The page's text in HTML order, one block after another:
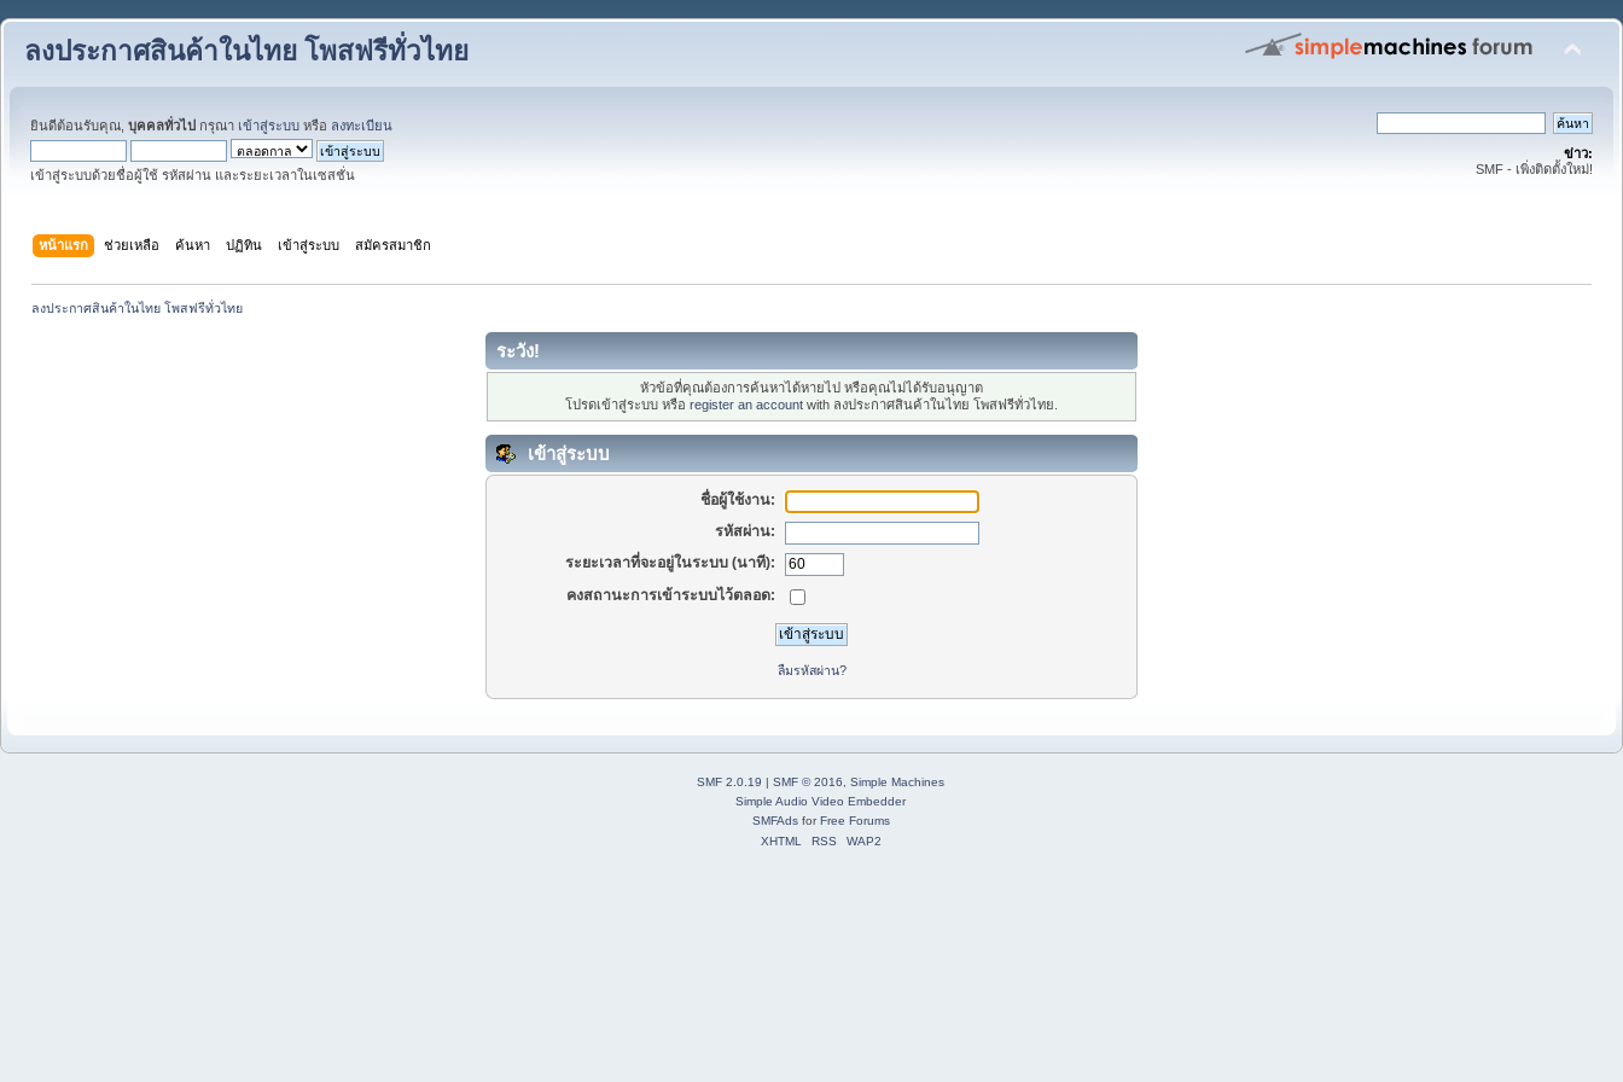
ลงประกาศสินค้าในไทย โพสฟรีทั่วไทย
ยินดีต้อนรับคุณ, บุคคลทั่วไป กรุณา เข้าสู่ระบบ หรือ ลงทะเบียน
เข้าสู่ระบบด้วยชื่อผู้ใช้ รหัสผ่าน และระยะเวลาในเซสชั่น
ข่าว:
SMF - เพิ่งติดตั้งใหม่!
หน้าแรก ช่วยเหลือ ค้นหา ปฏิทิน เข้าสู่ระบบ สมัครสมาชิก
ลงประกาศสินค้าในไทย โพสฟรีทั่วไทย
ระวัง!
หัวข้อที่คุณต้องการค้นหาได้หายไป หรือคุณไม่ได้รับอนุญาต
โปรดเข้าสู่ระบบ หรือ register an account with ลงประกาศสินค้าในไทย โพสฟรีทั่วไทย.
เข้าสู่ระบบ
ชื่อผู้ใช้งาน:
รหัสผ่าน:
ระยะเวลาที่จะอยู่ในระบบ (นาที):
คงสถานะการเข้าระบบไว้ตลอด:
ลืมรหัสผ่าน?
SMF 2.0.19 | SMF © 2016
Simple Machines
Simple Audio Video Embedder
SMFAdsforFree Forums
XHTML
RSS WAP2